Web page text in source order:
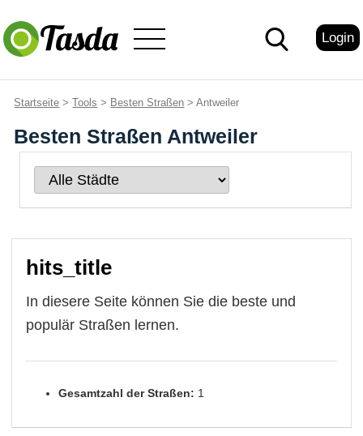
Login
Startseite >Tools > Besten Straßen > Antweiler
Besten Straßen Antweiler
hits_title
In diesere Seite können Sie die beste und
populär Straßen lernen.
Gesamtzahl der Straßen: 1